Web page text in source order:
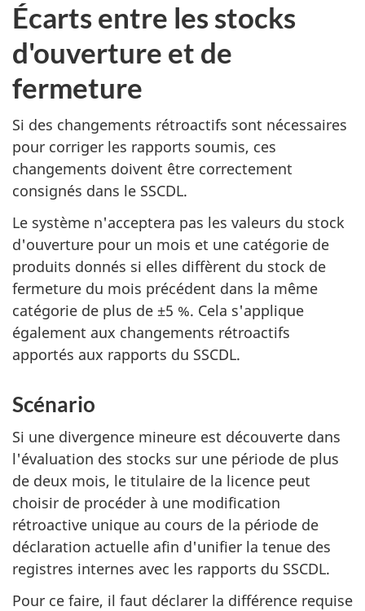
Écarts entre les stocks
d'ouverture et de
fermeture
Si des changements rétroactifs sont nécessaires
pour corriger les rapports soumis, ces
changements doivent être correctement
consignés dans le SSCDL.
Le système n'acceptera pas les valeurs du stock
d'ouverture pour un mois et une catégorie de
produits donnés si elles diffèrent du stock de
fermeture du mois précédent dans la même
catégorie de plus de ±5 %. Cela s'applique
également aux changements rétroactifs
apportés aux rapports du SSCDL.
Scénario
Si une divergence mineure est découverte dans
l'évaluation des stocks sur une période de plus
de deux mois, le titulaire de la licence peut
choisir de procéder à une modification
rétroactive unique au cours de la période de
déclaration actuelle afin d'unifier la tenue des
registres internes avec les rapports du SSCDL.
Pour ce faire, il faut déclarer la différence requise